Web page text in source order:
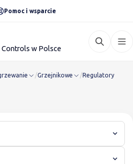
Pomoc i wsparcie
Controls w Polsce
/Grzejnikowe / Regulatory